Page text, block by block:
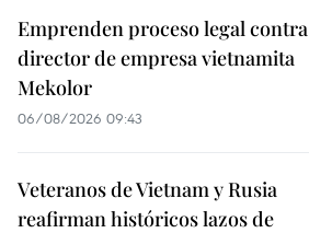
Emprenden proceso legal contra
director de empresa vietnamita
Mekolor
06/08/2026 09:43
Veteranos de Vietnam y Rusia
reafirman históricos lazos de